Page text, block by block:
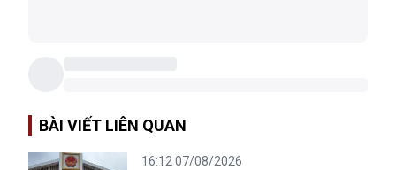
BÀI VIẾT LIÊN QUAN
16:12 07/08/2026